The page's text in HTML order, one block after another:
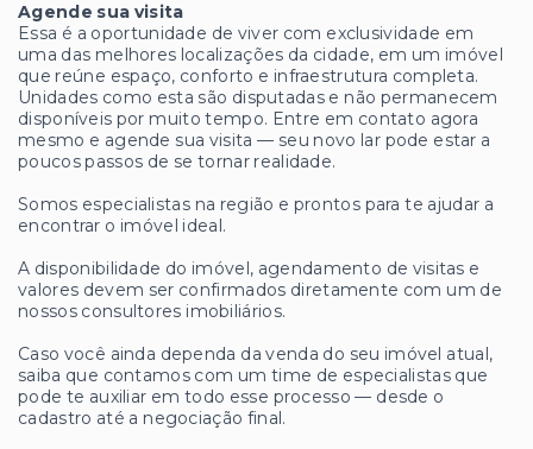
Agende sua visita
Essa é a oportunidade de viver com exclusividade em
uma das melhores localizações da cidade, em um imóvel
que reúne espaço, conforto e infraestrutura completa.
Unidades como esta são disputadas e não permanecem
disponíveis por muito tempo. Entre em contato agora
mesmo e agende sua visita — seu novo lar pode estar a
poucos passos de se tornar realidade.
Somos especialistas na região e prontos para te ajudar a
encontrar o imóvel ideal.
A disponibilidade do imóvel, agendamento de visitas e
valores devem ser confirmados diretamente com um de
nossos consultores imobiliários.
Caso você ainda dependa da venda do seu imóvel atual,
saiba que contamos com um time de especialistas que
pode te auxiliar em todo esse processo — desde o
cadastro até a negociação final.